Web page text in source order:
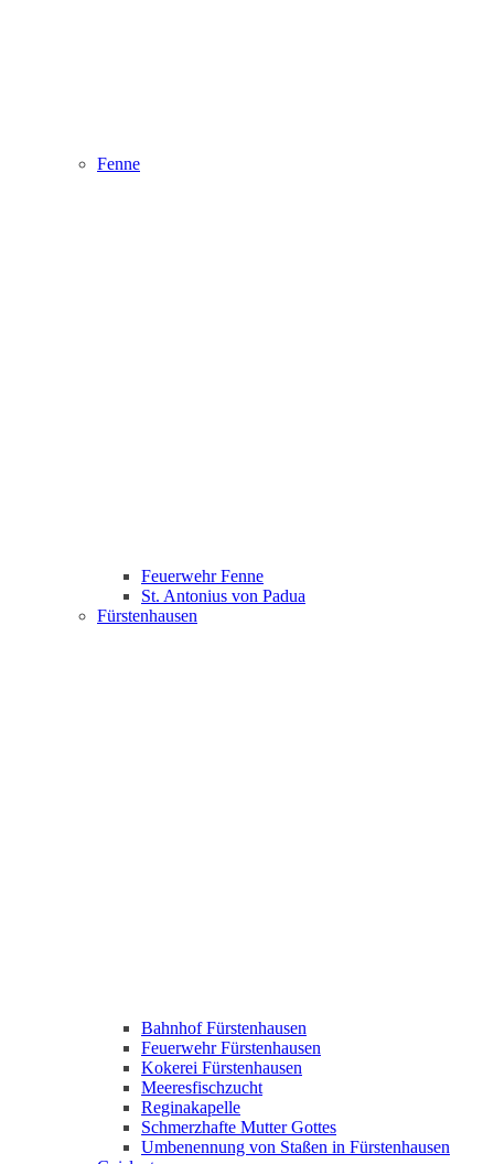
Fenne
Feuerwehr Fenne
St. Antonius von Padua
Fürstenhausen
Bahnhof Fürstenhausen
Feuerwehr Fürstenhausen
Kokerei Fürstenhausen
Meeresfischzucht
Reginakapelle
Schmerzhafte Mutter Gottes
Umbenennung von Staßen in Fürstenhausen